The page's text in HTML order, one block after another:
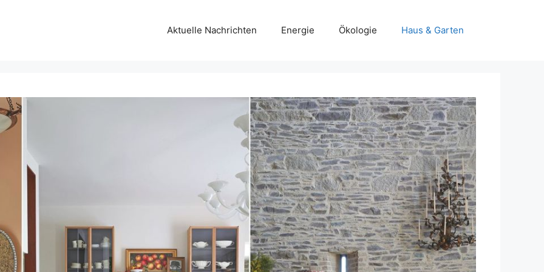
Aktuelle Nachrichten Energie Ökologie Haus & Garten